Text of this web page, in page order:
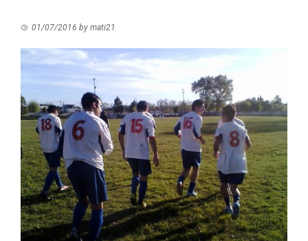
01/07/2016 by mati21